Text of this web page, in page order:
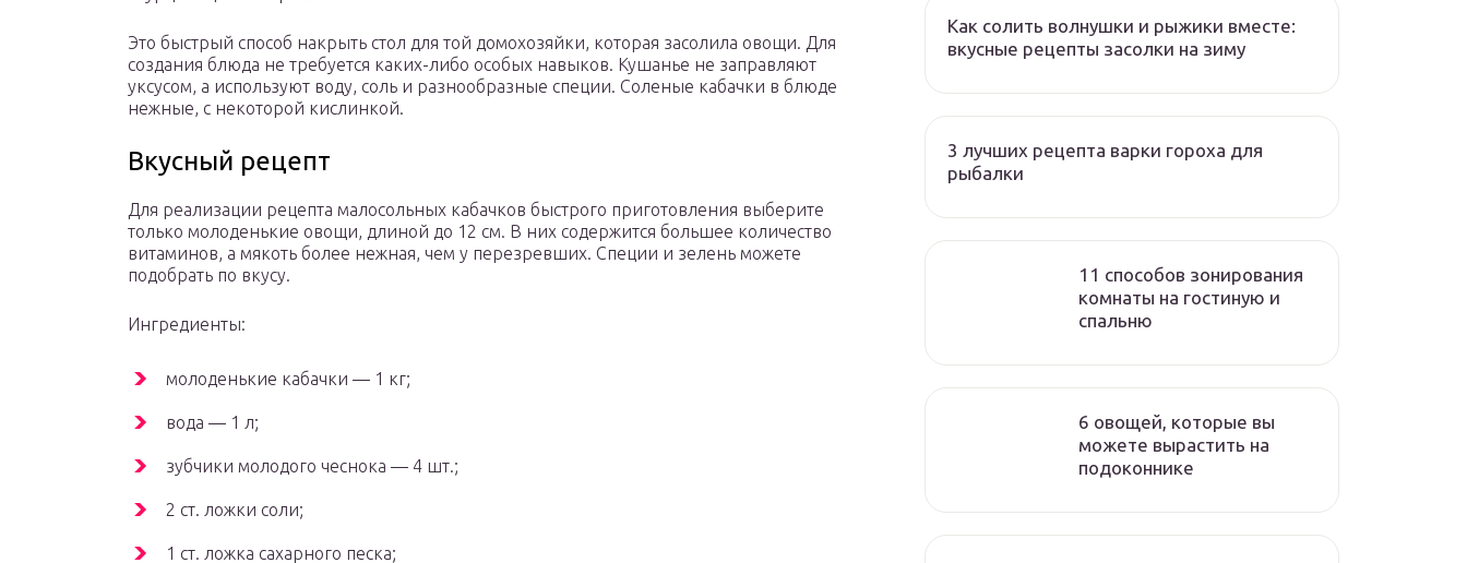
Это быстрый способ накрыть стол для той домохозяйки, которая засолила овощи. Для
создания блюда не требуется каких-либо особых навыков. Кушанье не заправляют
уксусом, а используют воду, соль и разнообразные специи. Соленые кабачки в блюде
нежные, с некоторой кислинкой.
Вкусный рецепт
Для реализации рецепта малосольных кабачков быстрого приготовления выберите
только молоденькие овощи, длиной до 12 см. В них содержится большее количество
витаминов, а мякоть более нежная, чем у перезревших. Специи и зелень можете
подобрать по вкусу.
Ингредиенты:
молоденькие кабачки — 1 кг;
вода — 1 л;
зубчики молодого чеснока — 4 шт.;
2 ст. ложки соли;
1 ст. ложка сахарного песка;
Как солить волнушки и рыжики вместе:
вкусные рецепты засолки на зиму
3 лучших рецепта варки гороха для
рыбалки
11 способов зонирования
комнаты на гостиную и
спальню
6 овощей, которые вы
можете вырастить на
подоконнике